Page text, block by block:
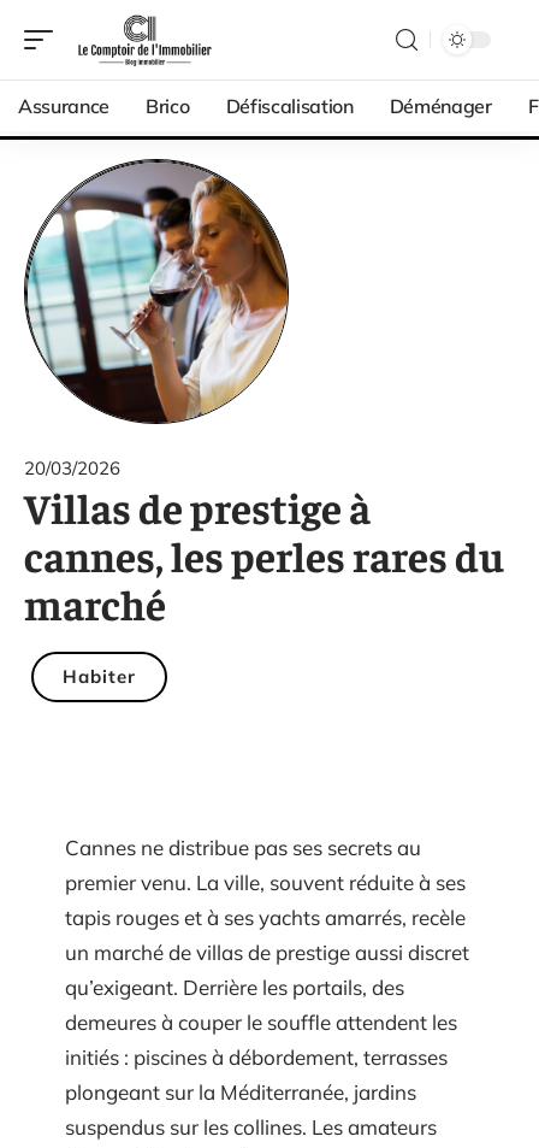
Assurance Brico Défiscalisation Déménager
20/03/2026
Villas de prestige à
cannes, les perles rares du
marché
Habiter
Cannes ne distribue pas ses secrets au
premier venu. La ville, souvent réduite à ses
tapis rouges et à ses yachts amarrés, recèle
un marché de villas de prestige aussi discret
qu’exigeant. Derrière les portails, des
demeures à couper le souffle attendent les
initiés : piscines à débordement, terrasses
plongeant sur la Méditerranée, jardins
suspendus sur les collines. Les amateurs